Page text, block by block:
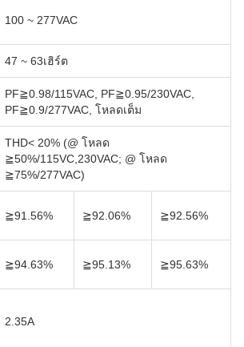
100 ~ 277VAC
47 ~ 63เฮิร์ต
PF≧0.98/115VAC, PF≧0.95/230VAC,
PF≧0.9/277VAC, โหลดเต็ม
THD< 20% (@ โหลด
≧50%/115VC,230VAC; @ โหลด
≧75%/277VAC)
≧91.56% ≧92.06% ≧92.56%
≧94.63% ≧95.13% ≧95.63%
2.35A